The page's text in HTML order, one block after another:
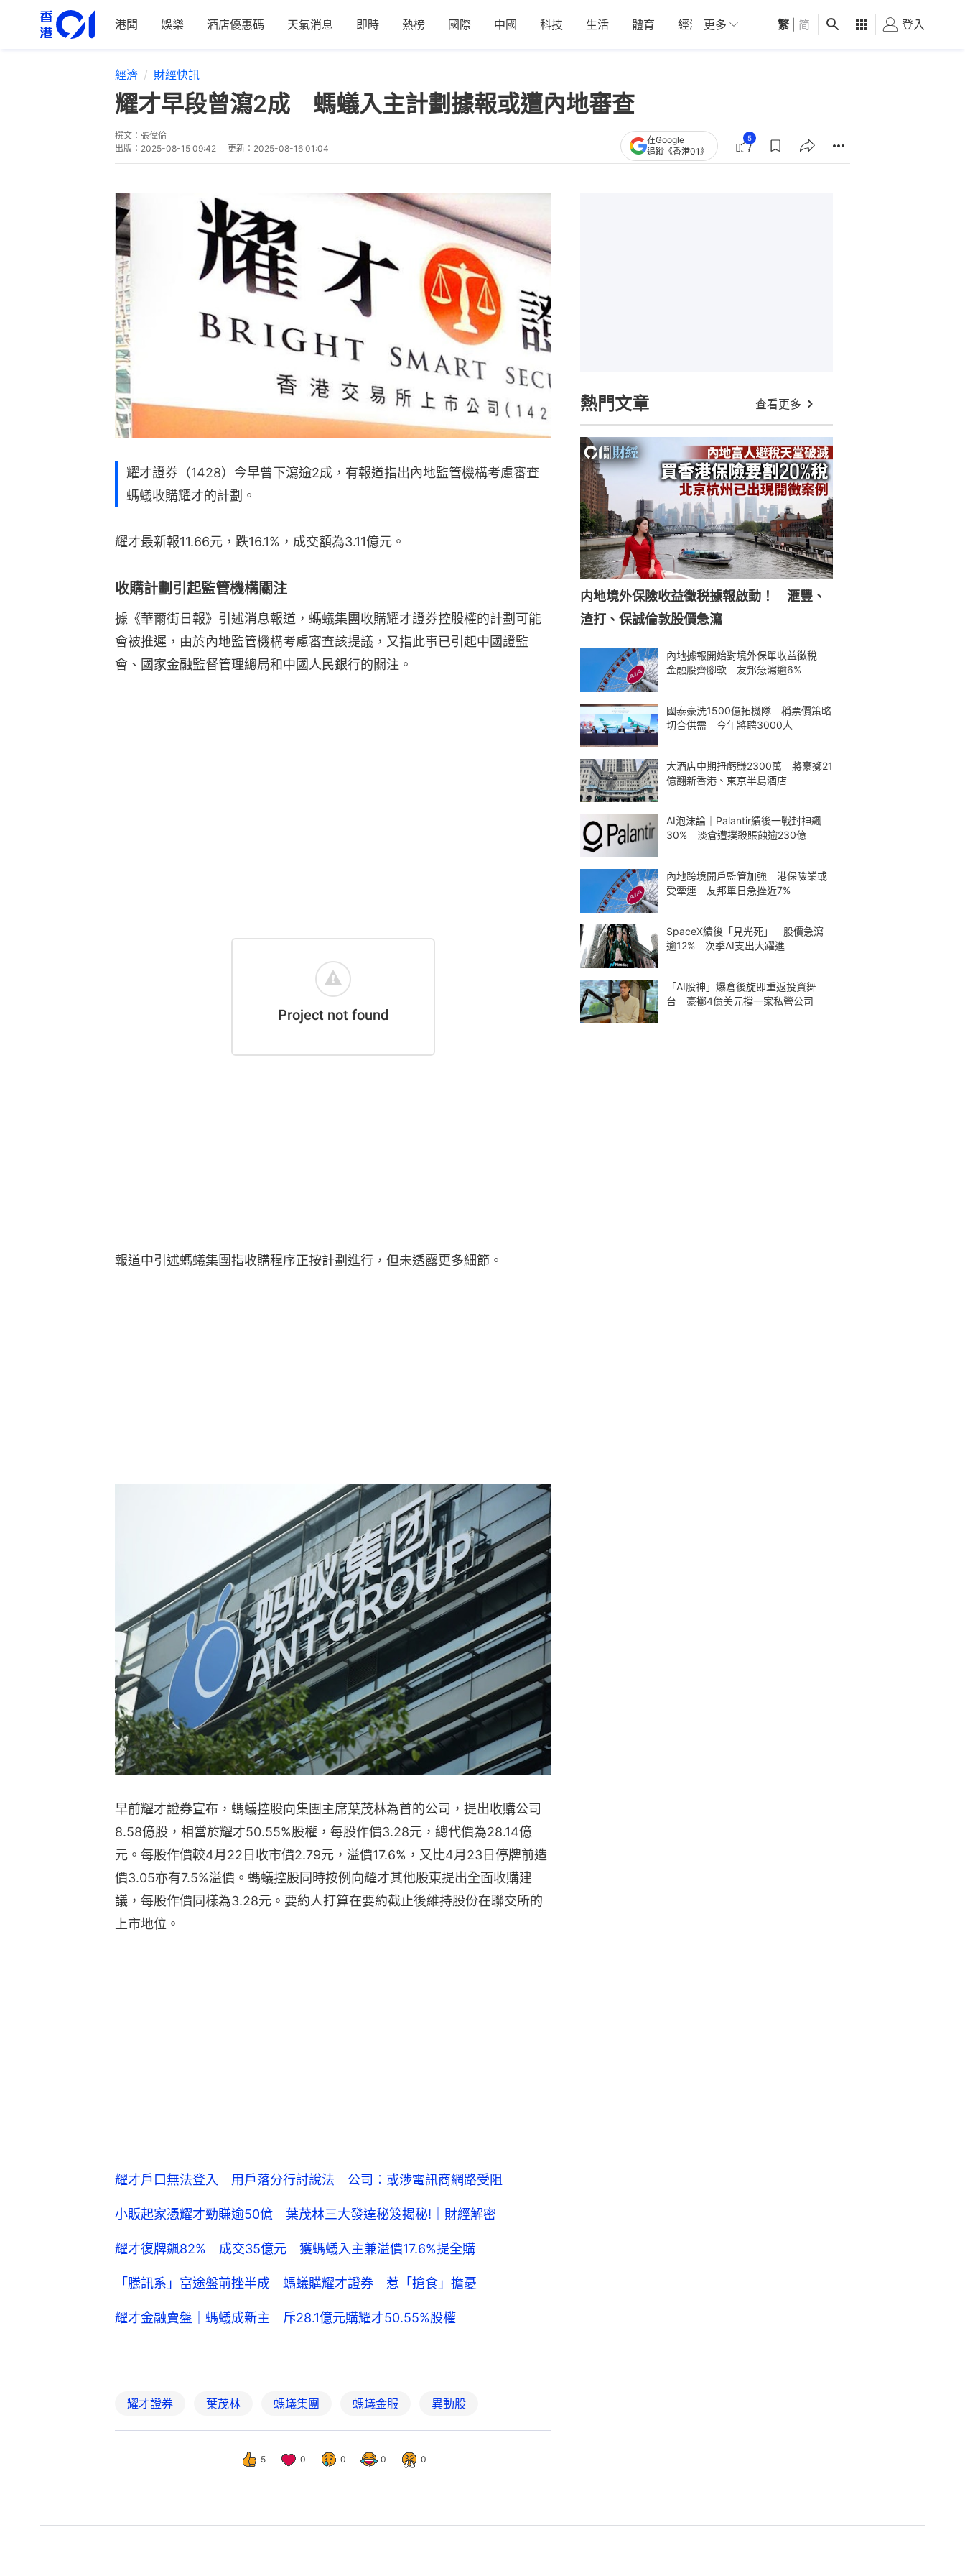
港聞 娛樂 酒店優惠碼 天氣消息 即時 熱榜 國際 中國 科技 生活 體育 經濟 01深圳 觀點 健康 好食玩飛
更多 繁 简 登入
經濟 財經快訊
耀才早段曾瀉2成 螞蟻入主計劃據報或遭內地審查
撰文： 張偉倫
出版： 2025-08-15 09:42 更新： 2025-08-16 01:04
在Google
追蹤《香港01》
5
耀才證券（1428）今早曾下瀉逾2成，有報道指出內地監管機構考慮審查
螞蟻收購耀才的計劃。
耀才最新報11.66元，跌16.1%，成交額為3.11億元。
收購計劃引起監管機構關注
據《華爾街日報》引述消息報道，螞蟻集團收購耀才證券控股權的計劃可能
會被推遲，由於內地監管機構考慮審查該提議，又指此事已引起中國證監
會、國家金融監督管理總局和中國人民銀行的關注。
報道中引述螞蟻集團指收購程序正按計劃進行，但未透露更多細節。
早前耀才證券宣布，螞蟻控股向集團主席葉茂林為首的公司，提出收購公司
8.58億股，相當於耀才50.55%股權，每股作價3.28元，總代價為28.14億
元。每股作價較4月22日收市價2.79元，溢價17.6%，又比4月23日停牌前造
價3.05亦有7.5%溢價。螞蟻控股同時按例向耀才其他股東提出全面收購建
議，每股作價同樣為3.28元。要約人打算在要約截止後維持股份在聯交所的
上市地位。
耀才戶口無法登入 用戶落分行討說法 公司︰或涉電訊商網路受阻
小販起家憑耀才勁賺逾50億 葉茂林三大發達秘笈揭秘!｜財經解密
耀才復牌飆82% 成交35億元 獲螞蟻入主兼溢價17.6%提全購
「騰訊系」富途盤前挫半成 螞蟻購耀才證券 惹「搶食」擔憂
耀才金融賣盤｜螞蟻成新主 斥28.1億元購耀才50.55%股權
耀才證券 葉茂林 螞蟻集團 螞蟻金服 異動股
5 0 0 0 0
熱門文章 查看更多
内地境外保險收益徵税據報啟動！ 滙豐、
渣打、保誠倫敦股價急瀉
內地據報開始對境外保單收益徵稅
金融股齊腳軟 友邦急瀉逾6%
國泰豪洗1500億拓機隊 稱票價策略
切合供需 今年將聘3000人
大酒店中期扭虧賺2300萬 將豪擲21
億翻新香港、東京半島酒店
AI泡沫論｜Palantir績後一戰封神飆
30% 淡倉遭撲殺賬蝕逾230億
內地跨境開戶監管加強 港保險業或
受牽連 友邦單日急挫近7%
SpaceX績後「見光死」 股價急瀉
逾12% 次季AI支出大躍進
「AI股神」爆倉後旋即重返投資舞
台 豪擲4億美元撐一家私營公司